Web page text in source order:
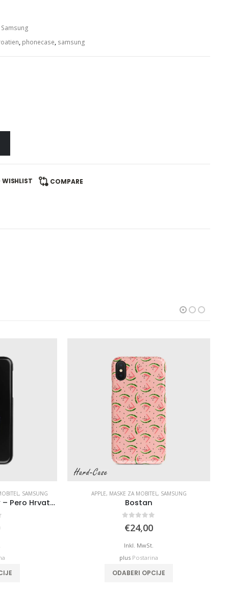
Samsung
, phonecase, samsung
COMPARE
, SAMSUNG
Crna maska za Handy – Pero Hrvatska
APPLE, MASKE ZA MOBITEL, SAMSUNG
Bostan
€24,00
Inkl. MwSt.
plus Postarina
ODABERI OPCIJE